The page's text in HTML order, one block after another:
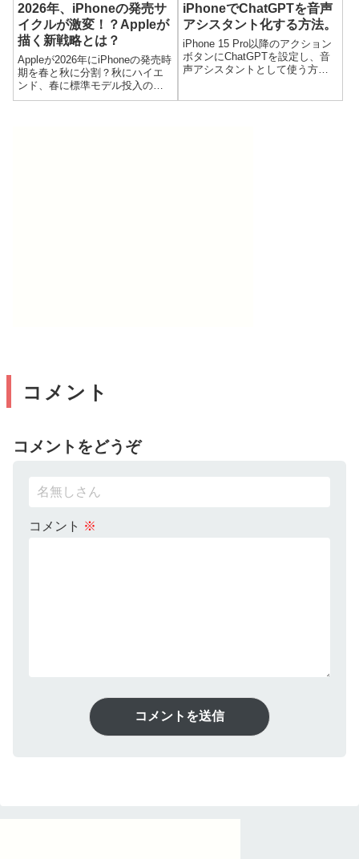
2026年、iPhoneの発売サ
イクルが激変！？Appleが
描く新戦略とは？
Appleが2026年にiPhoneの発売時
期を春と秋に分割？秋にハイエ
ンド、春に標準モデル投入の新
戦略を検討中。折りたたみ
iPhoneでChatGPTを音声
アシスタント化する方法。
iPhone 15 Pro以降のアクション
ボタンにChatGPTを設定し、音
声アシスタントとして使う方法
コメント
コメントをどうぞ
コメント ※